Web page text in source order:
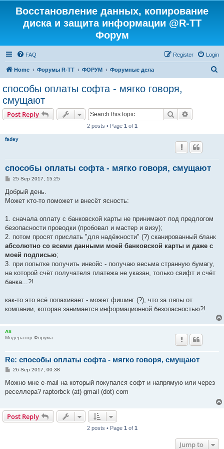
Восстановление данных, копирование
диска и защита информации @R-TT
Форум
FAQ Login
Register
Home Форумы R-TT ФОРУМ Форумные дела
способы оплаты софта - мягко говоря,
смущают
Post Reply Search
2 posts • Page 1 of 1
fadey
способы оплаты софта - мягко говоря, смущают
P
s
25 Sep 2017, 15:25
Добрый день.
Может кто-то поможет и внесёт ясность:
1. сначала оплату с банковской карты не принимают под предлогом
безопасности проводки (пробовал и мастер и визу);
2. потом просят прислать "для надёжности" (?) сканированный бланк
абсолютно со всеми данными моей банковской карты и даже с
моей подписью;
3. при попытке получить инвойс - получаю весьма странную бумагу,
на которой счёт получателя платежа не указан, только свифт и счёт
банка...?!
как-то это всё попахивает - может фишинг (?), что за ляпы от
компании, которая занимается информационной безопасностью?!
Alt
Модератор Форума
Re: способы оплаты софта - мягко говоря, смущают
P
s
26 Sep 2017, 00:38
Можно мне e-mail на который покупался софт и напрямую или через
реселлера? raptorbck (at) gmail (dot) com
Post Reply
2 posts • Page 1 of 1
Jump to